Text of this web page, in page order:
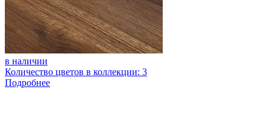
в наличии
Количество цветов в коллекции: 3
Подробнее